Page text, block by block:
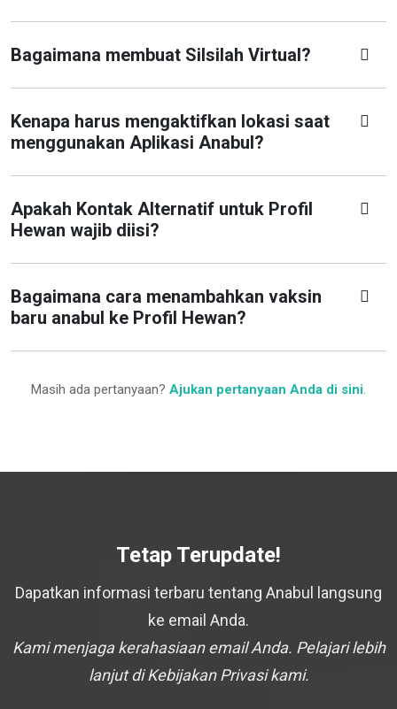
Bagaimana membuat Silsilah Virtual?
Kenapa harus mengaktifkan lokasi saat
menggunakan Aplikasi Anabul?
Apakah Kontak Alternatif untuk Profil
Hewan wajib diisi?
Bagaimana cara menambahkan vaksin
baru anabul ke Profil Hewan?
Masih ada pertanyaan? Ajukan pertanyaan Anda di sini.
Tetap Terupdate!
Dapatkan informasi terbaru tentang Anabul langsung
ke email Anda.
Kami menjaga kerahasiaan email Anda. Pelajari lebih
lanjut di Kebijakan Privasi kami.